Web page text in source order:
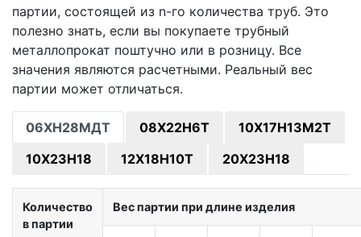
партии, состоящей из n-го количества труб. Это
полезно знать, если вы покупаете трубный
металлопрокат поштучно или в розницу. Все
значения являются расчетными. Реальный вес
партии может отличаться.
06ХН28МДТ 08Х22Н6Т
10Х17Н13М2Т
10Х23Н18
12Х18Н10Т 20Х23Н18
Количество
в партии
Вес партии при длине изделия